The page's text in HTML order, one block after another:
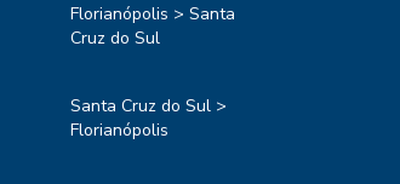
Florianópolis > Santa
Cruz do Sul
Santa Cruz do Sul >
Florianópolis